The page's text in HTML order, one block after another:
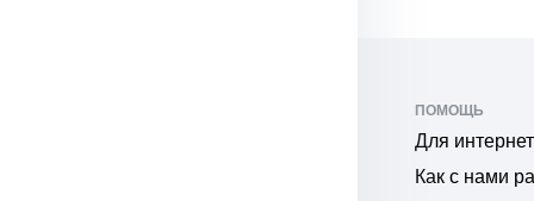
ПОМОЩЬ
Для
Как с нами